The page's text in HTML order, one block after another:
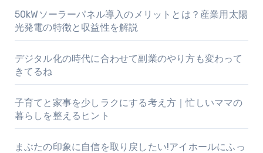
50kWソーラーパネル導入のメリットとは？産業用太陽
光発電の特徴と収益性を解説
デジタル化の時代に合わせて副業のやり方も変わって
きてるね
子育てと家事を少しラクにする考え方｜忙しいママの
暮らしを整えるヒント
まぶたの印象に自信を取り戻したい!アイホールにふっ